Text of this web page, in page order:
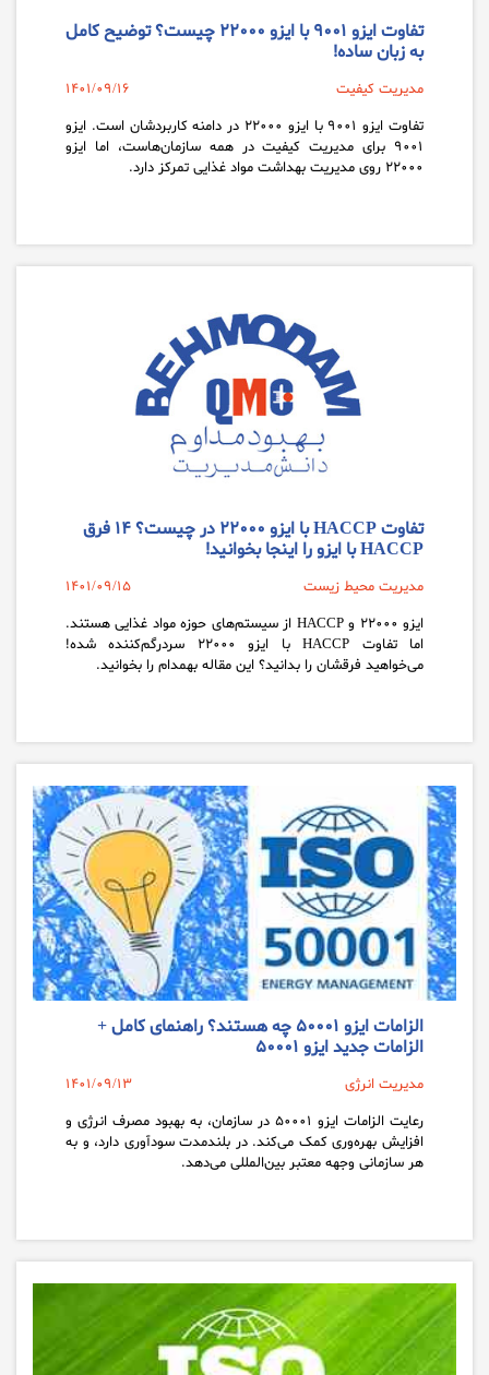
تفاوت ایزو ۹۰۰۱ با ایزو ۲۲۰۰۰ چیست؟ توضیح کامل
به زبان ساده!
مدیریت کیفیت
1401/09/16
تفاوت ایزو ۹۰۰۱ با ایزو ۲۲۰۰۰ در دامنه کاربردشان است. ایزو
۹۰۰۱ برای مدیریت کیفیت در همه سازمان‌هاست، اما ایزو
۲۲۰۰۰ روی مدیریت بهداشت مواد غذایی تمرکز دارد.
تفاوت HACCP با ایزو ۲۲۰۰۰ در چیست؟ ۱۴ فرق
HACCP با ایزو را اینجا بخوانید!
مدیریت محیط زیست
1401/09/15
ایزو ۲۲۰۰۰ و HACCP از سیستم‌های حوزه مواد غذایی هستند.
اما تفاوت HACCP با ایزو ۲۲۰۰۰ سردرگم‌کننده شده!
می‌خواهید فرقشان را بدانید؟ این مقاله بهمدام را بخوانید.
الزامات ایزو ۵۰۰۰۱ چه هستند؟ راهنمای کامل +
الزامات جدید ایزو ۵۰۰۰۱
مدیریت انرژی
1401/09/13
رعایت الزامات ایزو ۵۰۰۰۱ در سازمان، به بهبود مصرف انرژی و
افزایش بهره‌وری کمک می‌کند. در بلندمدت سودآوری دارد، و به
هر سازمانی وجهه معتبر بین‌المللی می‌دهد.